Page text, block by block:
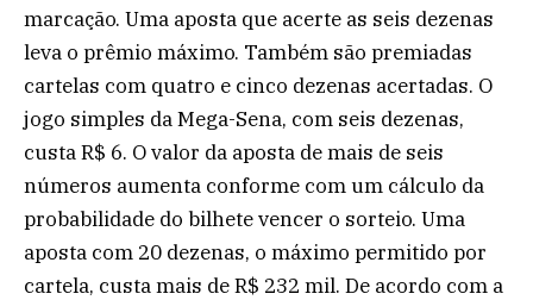
marcação. Uma aposta que acerte as seis dezenas
leva o prêmio máximo. Também são premiadas
cartelas com quatro e cinco dezenas acertadas. O
jogo simples da Mega-Sena, com seis dezenas,
custa R$ 6. O valor da aposta de mais de seis
números aumenta conforme com um cálculo da
probabilidade do bilhete vencer o sorteio. Uma
aposta com 20 dezenas, o máximo permitido por
cartela, custa mais de R$ 232 mil. De acordo com a